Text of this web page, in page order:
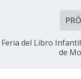
del Libro
de